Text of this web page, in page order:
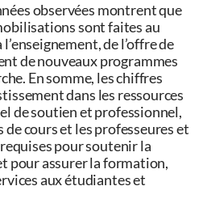
observées montrent que
sont faites au
de l’offre de
de nouveaux programmes
En somme, les chiffres
dans les ressources
de soutien et professionnel,
de cours et les professeures et
pour soutenir la
pour assurer la formation,
aux étudiantes et